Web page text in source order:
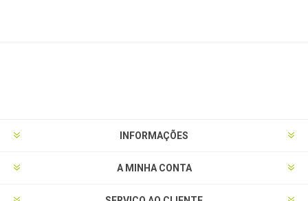
INFORMAÇÕES
A MINHA CONTA